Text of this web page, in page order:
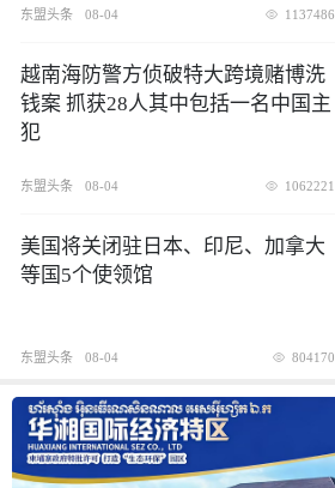
东盟头条 08-04 1137486
越南海防警方侦破特大跨境赌博洗
钱案 抓获28人其中包括一名中国主
犯
东盟头条 08-04 1062221
美国将关闭驻日本、印尼、加拿大
等国5个使领馆
东盟头条 08-04 804170